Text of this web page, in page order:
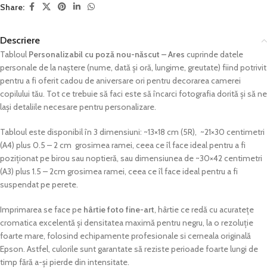
Share:
Descriere
Tabloul Personalizabil cu poză nou-născut – Ares cuprinde datele
personale de la naștere (nume, dată și oră, lungime, greutate) fiind potrivit
pentru a fi oferit cadou de aniversare ori pentru decorarea camerei
copilului tău. Tot ce trebuie să faci este să încarci fotografia dorită și să ne
lași detaliile necesare pentru personalizare.
Tabloul este disponibil în 3 dimensiuni: ~13×18 cm (5R), ~21×30 centimetri
(A4) plus 0.5 – 2 cm grosimea ramei, ceea ce îl face ideal pentru a fi
poziționat pe birou sau noptieră, sau dimensiunea de ~30×42 centimetri
(A3) plus 1.5 – 2cm grosimea ramei, ceea ce îl face ideal pentru a fi
suspendat pe perete.
Imprimarea se face pe hârtie foto fine-art, hârtie ce redă cu acuratețe
cromatica excelentă și densitatea maximă pentru negru, la o rezoluție
foarte mare, folosind echipamente profesionale si cerneala originală
Epson. Astfel, culorile sunt garantate să reziste perioade foarte lungi de
timp fără a-și pierde din intensitate.